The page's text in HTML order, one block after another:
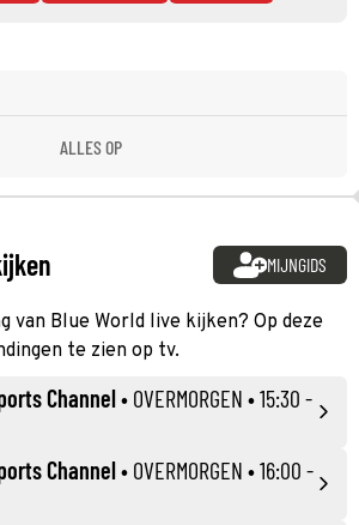
ALLES OP
MIJNGIDS
van Blue World live kijken? Op deze
te zien op tv.
Channel• OVERMORGEN • 15:30 -
Channel• OVERMORGEN • 16:00 -